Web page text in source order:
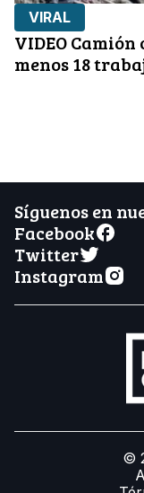
VIRAL
VIDEO
menos 18
Síguenos en
Facebook
Twitter
Instagram
©